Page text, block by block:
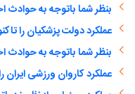
عملکرد دولت پزشکیان را